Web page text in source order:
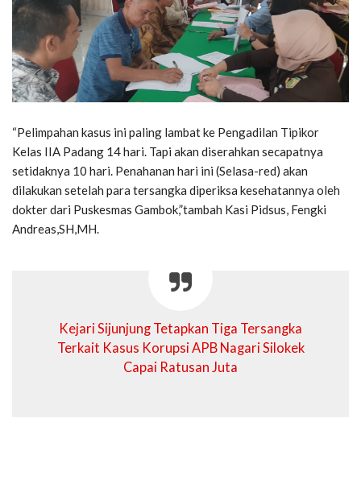
“Pelimpahan kasus ini paling lambat ke Pengadilan Tipikor
Kelas IIA Padang 14 hari. Tapi akan diserahkan secapatnya
setidaknya 10 hari. Penahanan hari ini (Selasa-red) akan
dilakukan setelah para tersangka diperiksa kesehatannya oleh
dokter dari Puskesmas Gambok,”tambah Kasi Pidsus, Fengki
Andreas,SH,MH.
Kejari Sijunjung Tetapkan Tiga Tersangka
Terkait Kasus Korupsi APB Nagari Silokek
Capai Ratusan Juta